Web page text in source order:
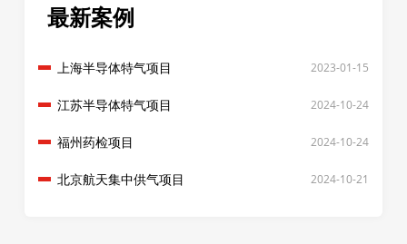
最新案例
上海半导体特气项目 2023-01-15
江苏半导体特气项目 2024-10-24
福州药检项目 2024-10-24
北京航天集中供气项目 2024-10-21